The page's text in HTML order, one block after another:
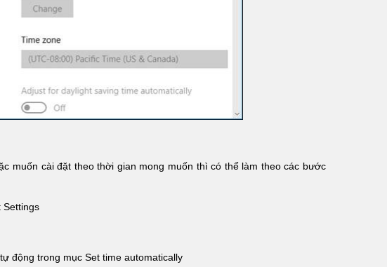
muốn cài đặt theo thời gian mong muốn thì có thể làm theo các bước
Settings
động trong mục Set time automatically